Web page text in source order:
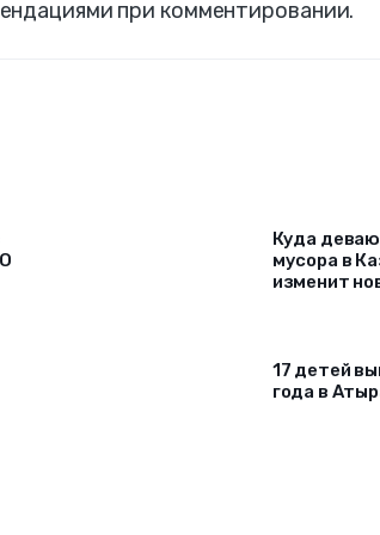
при комментировании.
Куда
мусора в
изменит
17 детей
года в